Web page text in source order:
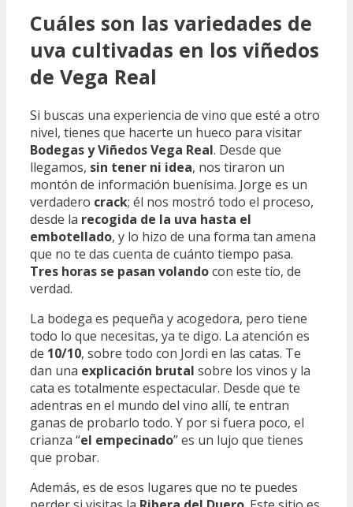
Cuáles son las variedades de
uva cultivadas en los viñedos
de Vega Real
Si buscas una experiencia de vino que esté a otro
nivel, tienes que hacerte un hueco para visitar
Bodegas y Viñedos Vega Real. Desde que
llegamos, sin tener ni idea, nos tiraron un
montón de información buenísima. Jorge es un
verdadero crack; él nos mostró todo el proceso,
desde la recogida de la uva hasta el
embotellado, y lo hizo de una forma tan amena
que no te das cuenta de cuánto tiempo pasa.
Tres horas se pasan volandocon este tío, de
verdad.
La bodega es pequeña y acogedora, pero tiene
todo lo que necesitas, ya te digo. La atención es
de 10/10, sobre todo con Jordi en las catas. Te
dan una explicación brutal sobre los vinos y la
cata es totalmente espectacular. Desde que te
adentras en el mundo del vino allí, te entran
ganas de probarlo todo. Y por si fuera poco, el
crianza “el empecinado” es un lujo que tienes
que probar.
Además, es de esos lugares que no te puedes